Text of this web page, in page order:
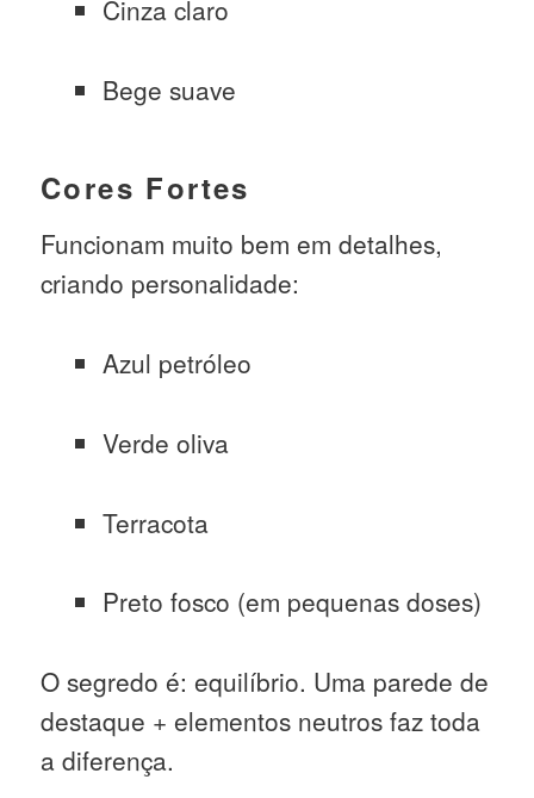
Cinza claro
Bege suave
Cores Fortes
Funcionam muito bem em detalhes,
criando personalidade:
Azul petróleo
Verde oliva
Terracota
Preto fosco (em pequenas doses)
O segredo é: equilíbrio. Uma parede de
destaque + elementos neutros faz toda
a diferença.